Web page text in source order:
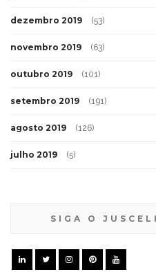
dezembro 2019 (53)
novembro 2019 (63)
outubro 2019 (101)
setembro 2019 (191)
agosto 2019 (126)
julho 2019 (5)
SIGA O